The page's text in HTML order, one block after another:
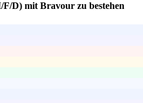
F/D) mit Bravour zu bestehen